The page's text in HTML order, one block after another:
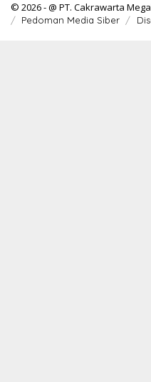
© 2026 - @ PT. Cakrawarta
Pedoman Media Siber